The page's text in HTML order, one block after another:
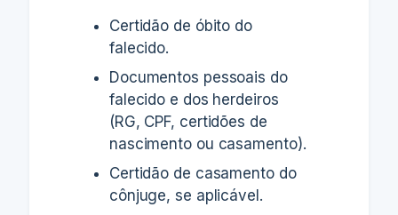
Certidão de óbito do
falecido.
Documentos pessoais do
falecido e dos herdeiros
(RG, CPF, certidões de
nascimento ou casamento).
Certidão de casamento do
cônjuge, se aplicável.